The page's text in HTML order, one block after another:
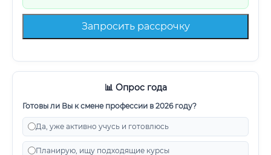
Запросить рассрочку
📊 Опрос года
Готовы ли Вы к смене профессии в 2026 году?
Да, уже активно учусь и готовлюсь
Планирую, ищу подходящие курсы